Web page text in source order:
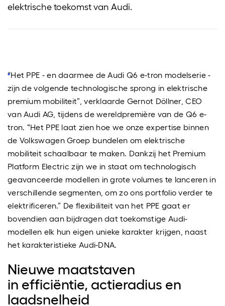
elektrische toekomst van Audi.
“Het PPE - en daarmee de Audi Q6 e-tron modelserie -
zijn de volgende technologische sprong in elektrische
premium mobiliteit”, verklaarde Gernot Döllner, CEO
van Audi AG, tijdens de wereldpremière van de Q6 e-
tron. “Het PPE laat zien hoe we onze expertise binnen
de Volkswagen Groep bundelen om elektrische
mobiliteit schaalbaar te maken. Dankzij het Premium
Platform Electric zijn we in staat om technologisch
geavanceerde modellen in grote volumes te lanceren in
verschillende segmenten, om zo ons portfolio verder te
elektrificeren.” De flexibiliteit van het PPE gaat er
bovendien aan bijdragen dat toekomstige Audi-
modellen elk hun eigen unieke karakter krijgen, naast
het karakteristieke Audi-DNA.
Nieuwe maatstaven
in efficiëntie, actieradius en
laadsnelheid